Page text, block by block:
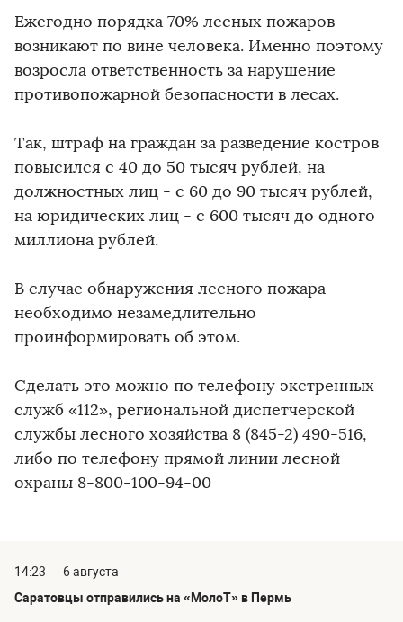
Ежегодно порядка 70% лесных пожаров
возникают по вине человека. Именно поэтому
возросла ответственность за нарушение
противопожарной безопасности в лесах.
Так, штраф на граждан за разведение костров
повысился с 40 до 50 тысяч рублей, на
должностных лиц - с 60 до 90 тысяч рублей,
на юридических лиц - с 600 тысяч до одного
миллиона рублей.
В случае обнаружения лесного пожара
необходимо незамедлительно
проинформировать об этом.
Сделать это можно по телефону экстренных
служб «112», региональной диспетчерской
службы лесного хозяйства 8 (845-2) 490-516,
либо по телефону прямой линии лесной
охраны 8-800-100-94-00
14:23
6 августа
Саратовцы отправились на «МолоТ» в Пермь